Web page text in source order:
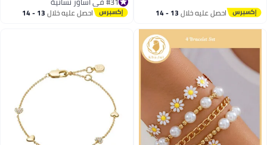
احصل عليه خلال 13 - 14 المكعبة للنساء
#31 في أساور نسائية احصل عليه خلال 13 - 14